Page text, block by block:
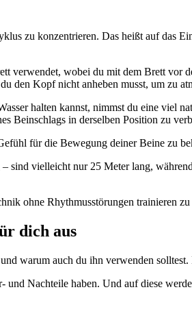
zu konzentrieren. Das heißt auf das
verwendet, wobei du mit dem Brett
den Kopf nicht anheben musst, um zu
halten kannst, nimmst du eine viel
Beinschlags in derselben Position zu
für die Bewegung deiner Beine zu
sind vielleicht nur 25 Meter lang,
ohne Rhythmusstörungen trainieren
dich aus
warum auch du ihn verwenden
und Nachteile haben. Und auf diese